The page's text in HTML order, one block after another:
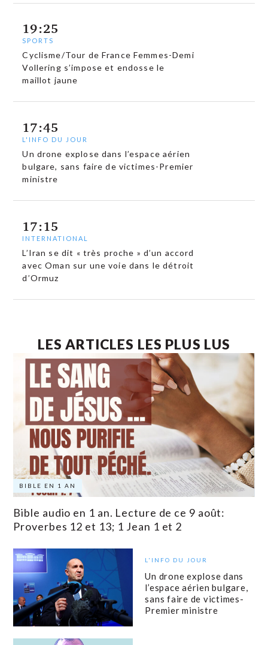
19:25
SPORTS
Cyclisme/Tour de France Femmes-Demi
Vollering s’impose et endosse le
maillot jaune
17:45
L'INFO DU JOUR
Un drone explose dans l’espace aérien
bulgare, sans faire de victimes-Premier
ministre
17:15
INTERNATIONAL
L’Iran se dit « très proche » d’un accord
avec Oman sur une voie dans le détroit
d’Ormuz
LES ARTICLES LES PLUS LUS
BIBLE EN 1 AN
Bible audio en 1 an. Lecture de ce 9 août:
Proverbes 12 et 13; 1 Jean 1 et 2
L'INFO DU JOUR
Un drone explose dans
l’espace aérien bulgare,
sans faire de victimes-
Premier ministre